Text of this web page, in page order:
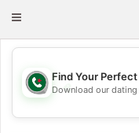
Toggle
💖
Find Your
Download our